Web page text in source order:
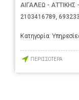
ΑΙΓΑΛΕΩ -
2103416789,
Κατηγορία:
ΠΕΡΙΣΣΟΤΕΡΑ